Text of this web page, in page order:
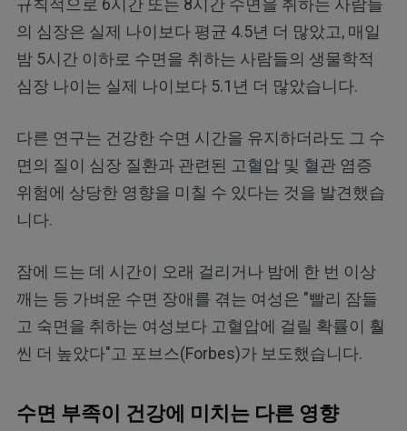
규칙적으로 6시간 또는 8시간 수면을 취하는 사람들
의 심장은 실제 나이보다 평균 4.5년 더 많았고, 매일
밤 5시간 이하로 수면을 취하는 사람들의 생물학적
심장 나이는 실제 나이보다 5.1년 더 많았습니다.
다른 연구는 건강한 수면 시간을 유지하더라도 그 수
면의 질이 심장 질환과 관련된 고혈압 및 혈관 염증
위험에 상당한 영향을 미칠 수 있다는 것을 발견했습
니다.
잠에 드는 데 시간이 오래 걸리거나 밤에 한 번 이상
깨는 등 가벼운 수면 장애를 겪는 여성은 "빨리 잠들
고 숙면을 취하는 여성보다 고혈압에 걸릴 확률이 훨
씬 더 높았다"고 포브스(Forbes)가 보도했습니다.
수면 부족이 건강에 미치는 다른 영향